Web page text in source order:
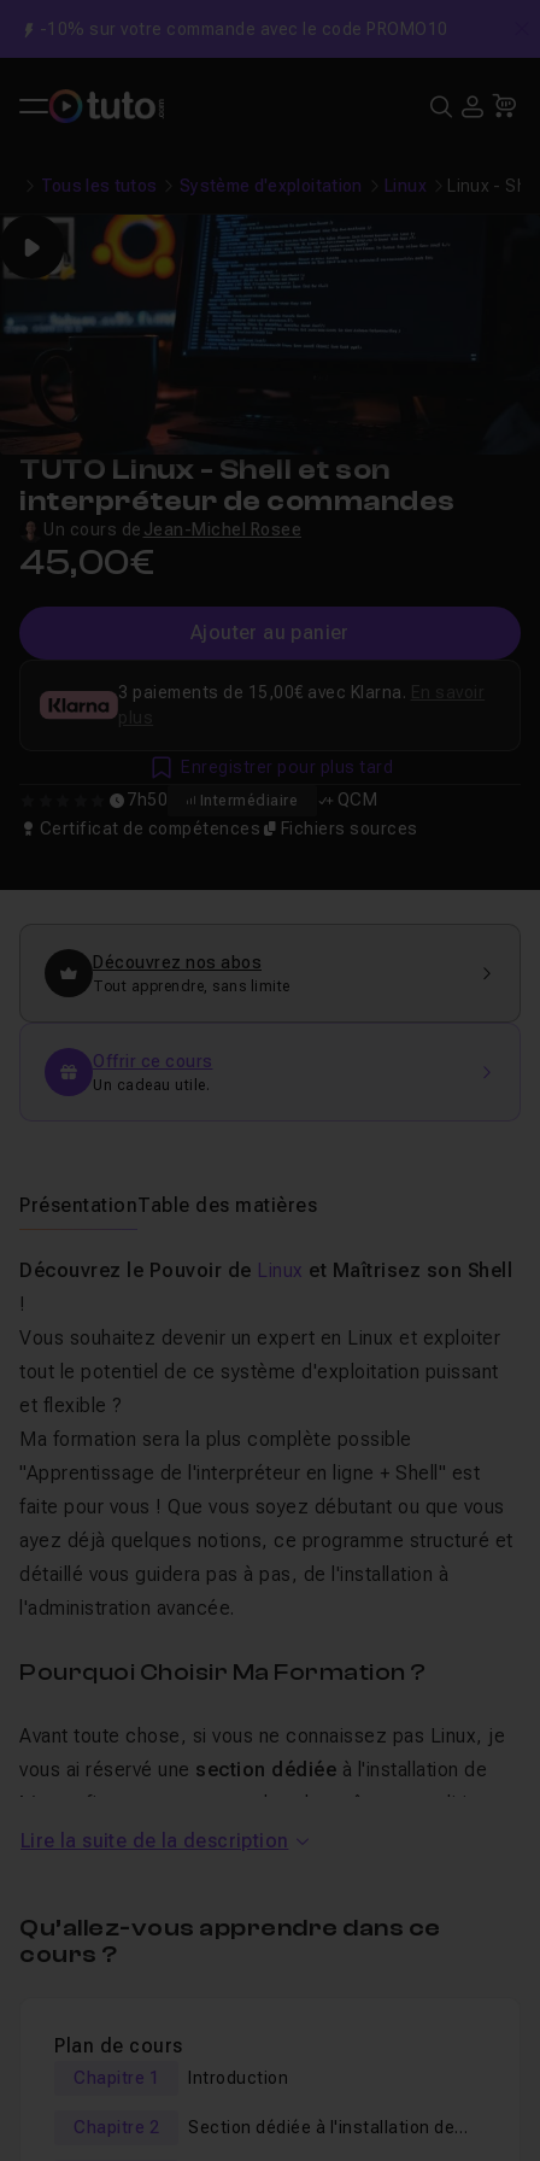
-10% sur votre commande avec le code PROMO10
Tous les tutos Système d'exploitation Linux Linux -
Play
TUTO Linux - Shell et son
interpréteur de commandes
Un cours de Jean-Michel Rosee
45,00€
Ajouter au panier
7h50 Intermédiaire
QCM
Certificat de compétences
Fichiers sources
3 paiements de 15,00€ avec Klarna.
Enregistrer pour plus tard
Découvrez nos abos
Tout apprendre, sans limite
Offrir ce cours
Un cadeau utile.
PrésentationTable des matières
Découvrez le Pouvoir de Linux et Maîtrisez son Shell
!
Vous souhaitez devenir un expert en Linux et exploiter
tout le potentiel de ce système d'exploitation puissant
et flexible ?
Ma formation sera la plus complète possible
"Apprentissage de l'interpréteur en ligne + Shell" est
faite pour vous ! Que vous soyez débutant ou que vous
ayez déjà quelques notions, ce programme structuré et
détaillé vous guidera pas à pas, de l'installation à
l'administration avancée.
Pourquoi Choisir Ma Formation ?
Avant toute chose, si vous ne connaissez pas Linux, je
vous ai réservé une section dédiée à l'installation de
Linux
afin que vous soyez dans les mêmes conditions
lors des prochaines vidéos sur l'apprentissage du Shell.
installer des distributions Linux populaires comme
Fedora et Linux Mint, ainsi que des logiciels de
Linux).
Maîtrise du Shell: Plongez dans l'univers du
comment il peut transformer votre manière de travailler.
Lire la suite de la description
Qu’allez-vous apprendre dans ce
cours ?
Plan de cours
Chapitre 1 Introduction
Chapitre 2
Section dédiée à l'installation de